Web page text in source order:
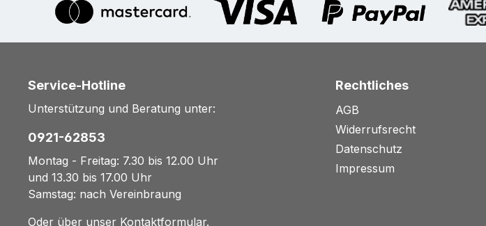
Service-Hotline
Unterstützung und Beratung unter:
0921-62853
Montag - Freitag: 7.30 bis 12.00 Uhr
und 13.30 bis 17.00 Uhr
Samstag: nach Vereinbraung
Oder über unser Kontaktformular.
Rechtliches
AGB
Widerrufsrecht
Datenschutz
Impressum